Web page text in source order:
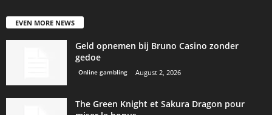
EVEN MORE NEWS
Geld opnemen bij Bruno Casino zonder
gedoe
Online gambling August 2, 2026
The Green Knight et Sakura Dragon pour